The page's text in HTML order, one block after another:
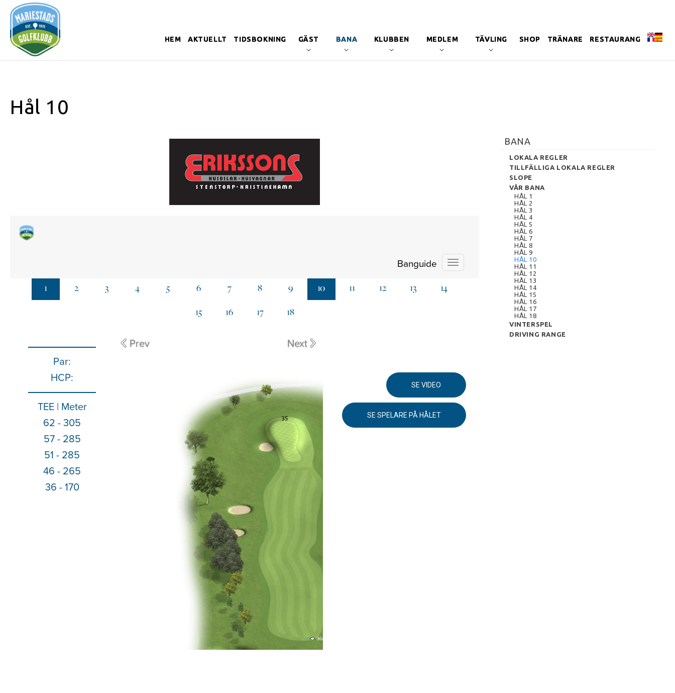
HEM AKTUELLT TIDSBOKNING GÄST BANA KLUBBEN MEDLEM TÄVLING SHOP TRÄNARE RESTAURANG
Hål 10
BANA
LOKALA REGLER
TILLFÄLLIGA LOKALA REGLER
SLOPE
VÅR BANA
HÅL 1
HÅL 2
HÅL 3
HÅL 4
HÅL 5
HÅL 6
HÅL 7
HÅL 8
HÅL 9
HÅL 10
HÅL 11
HÅL 12
HÅL 13
HÅL 14
HÅL 15
HÅL 16
HÅL 17
HÅL 18
VINTERSPEL
DRIVING RANGE